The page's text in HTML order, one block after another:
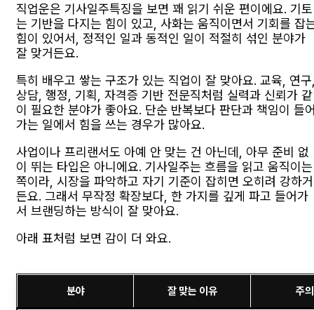
직업운은 기사일주특징을 보면 꽤 읽기 쉬운 편이에요. 기토
는 기반을 다지는 힘이 있고, 사화는 움직이면서 기회를 잡
힘이 있어서, 정적인 일과 동적인 일이 적절히 섞인 분야가
잘 맞거든요.
특히 배우고 쌓는 구조가 있는 직업이 잘 맞아요. 교육, 연
상담, 행정, 기획, 자격증 기반 전문직처럼 실력과 신뢰가 같
이 필요한 분야가 좋아요. 단순 반복보다 판단과 책임이 들
가는 일에서 힘을 쓰는 경우가 많아요.
사업이나 프리랜서도 아예 안 맞는 건 아닌데, 아무 준비 없
이 뛰는 타입은 아니에요. 기사일주는 흐름을 읽고 움직이는
쪽이라, 시장을 파악하고 자기 기준이 잡히면 오히려 강하거
든요. 그래서 무작정 확장보다, 한 가지를 깊게 파고 들어가
서 브랜딩하는 방식이 잘 맞아요.
아래 표처럼 보면 감이 더 와요.
분야 잘 맞는 이유 주